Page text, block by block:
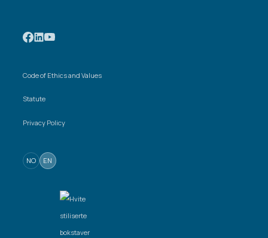
Code of Ethics and Values
Statute
Privacy Policy
NO EN